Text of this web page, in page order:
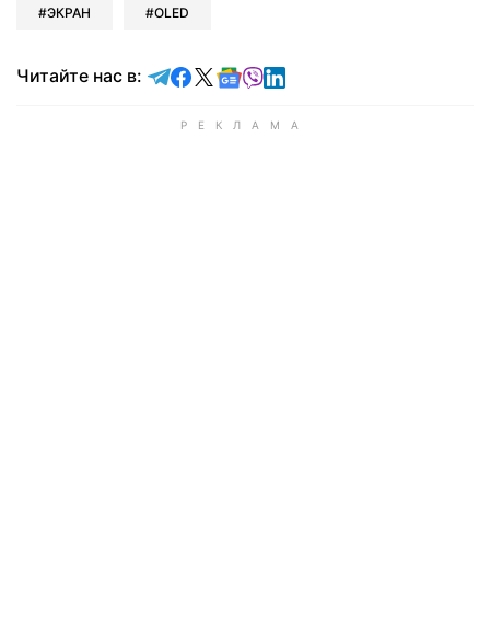
ЭКРАН OLED
Читайте нас в: Читайте в Telegram
Читайте в Facebook
Читайте в X
Читайте в Google news
Читайте в Viber
Читайте в LinkedIn